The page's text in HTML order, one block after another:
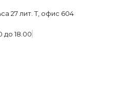
27 лит. Т, офис 604
до 18.00